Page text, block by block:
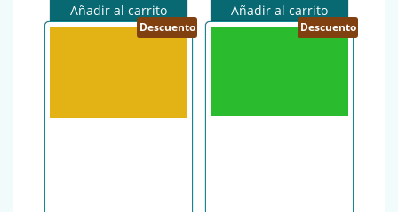
Añadir al carrito Añadir al carrito
Descuento Descuento